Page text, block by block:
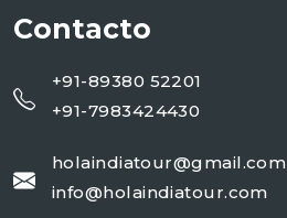
Contacto
+91-89380 52201
+91-7983424430
holaindiatour@gmail.com
info@holaindiatour.com